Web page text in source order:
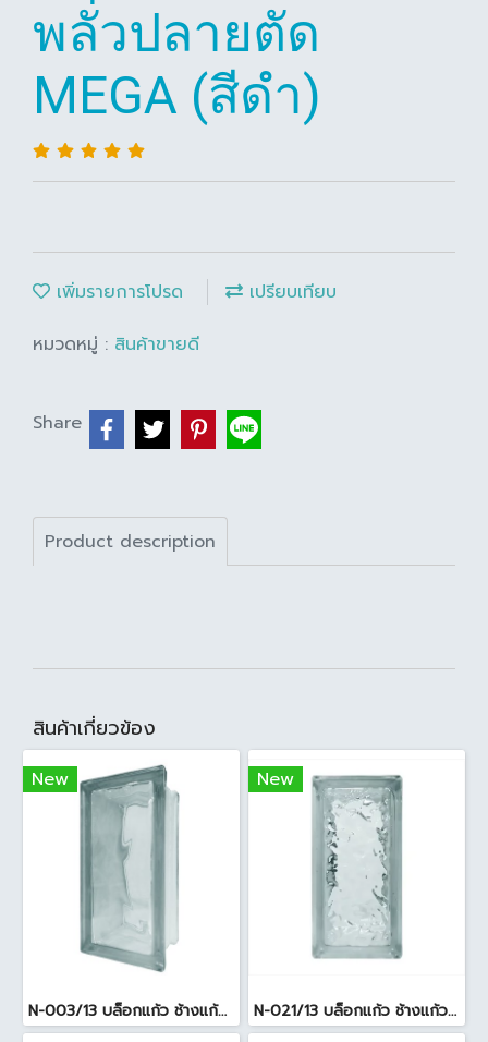
พลั่วปลายตัด
MEGA (สีดำ)
เพิ่มรายการโปรด
เปรียบเทียบ
หมวดหมู่ : สินค้าขายดี
Share
Product description
สินค้าเกี่ยวข้อง
New
N-003/13 บล็อกแก้ว ช้างแก้ว WOW พริ้วแก้ว ( 24x11.5x8cm )
New
N-021/13 บล็อกแก้ว ช้างแก้ว WOW แก้วประดับฟ้า ( 24X11.5X8cm )